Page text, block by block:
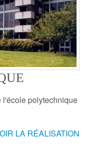
polytechnique
LA RÉALISATION